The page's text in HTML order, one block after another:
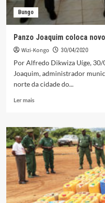
Bungo
Panzo Joaquim coloca
Wizi-Kongo 30/04/2020
Por Alfredo Dikwiza Uíge, 30/
Joaquim, administrador
norte da cidade do...
Ler maisLeia
Panzo
Joaquim
coloca
novos
rostos
no
seu
xadrez